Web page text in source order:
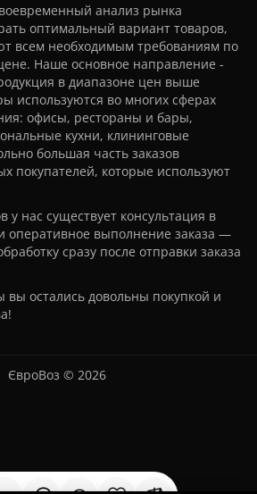
анализ рынка
оптимальный вариант товаров,
всем необходимым требованиям по
Наше основное направление -
в диапазоне цен выше
используются во многих сферах
офисы, рестораны и бары,
кухни, клининговые
большая часть заказов
покупателей, которые используют
у нас существует консультация в
оперативное выполнение заказа —
сразу после отправки заказа
остались довольны покупкой и
ЄвроВоз © 2026